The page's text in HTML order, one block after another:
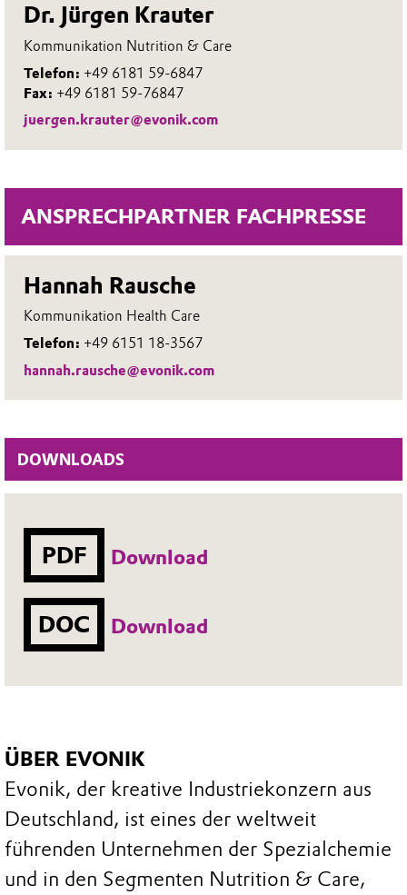
Dr. Jürgen Krauter
Kommunikation Nutrition & Care
Telefon: +49 6181 59-6847
Fax: +49 6181 59-76847
juergen.krauter@evonik.com
ANSPRECHPARTNER FACHPRESSE
Hannah Rausche
Kommunikation Health Care
Telefon: +49 6151 18-3567
hannah.rausche@evonik.com
DOWNLOADS
PDF Download
DOC Download
ÜBER EVONIK
Evonik, der kreative Industriekonzern aus
Deutschland, ist eines der weltweit
führenden Unternehmen der Spezialchemie
und in den Segmenten Nutrition & Care,